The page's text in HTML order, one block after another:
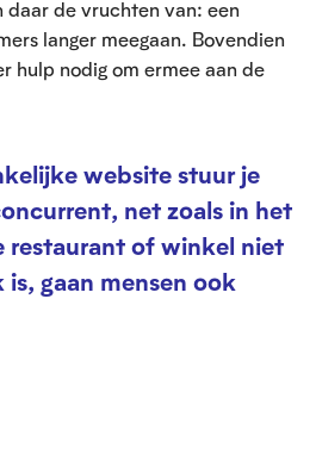
de vruchten van: een
langer meegaan. Bovendien
hulp nodig om ermee aan de
website stuur je
net zoals in het
restaurant of winkel niet
gaan mensen ook